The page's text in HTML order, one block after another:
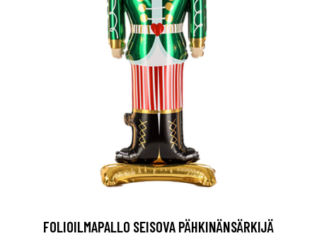
FOLIOILMAPALLO SEISOVA PÄHKINÄNSÄRKIJÄ